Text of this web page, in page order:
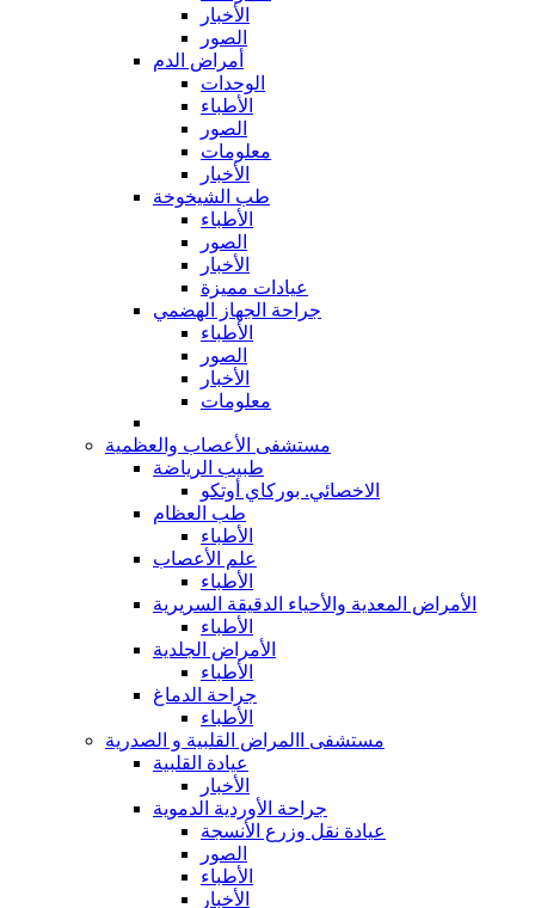
الأخبار
الصور
أمراض الدم
الوحدات
الأطباء
الصور
معلومات
الأخبار
طب الشيخوخة
الأطباء
الصور
الأخبار
عيادات مميزة
جراحة الجهاز الهضمي
الأطباء
الصور
الأخبار
معلومات
مستشفى الأعصاب والعظمية
طبيب الرياضة
الاخصائي. بوركاي أوتكو
طب العظام
الأطباء
علم الأعصاب
الأطباء
الأمراض المعدية والأحياء الدقيقة السريرية
الأطباء
الأمراض الجلدية
الأطباء
جراحة الدماغ
الأطباء
مستشفى االمراض القلبية و الصدرية
عيادة القلبية
الأخبار
جراحة الأوردية الدموية
عيادة نقل وزرع الأنسجة
الصور
الأطباء
الأخبار